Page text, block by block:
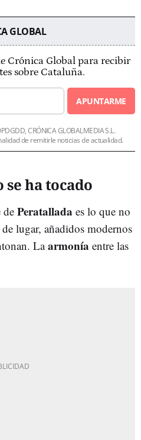
GLOBAL
Crónica Global para recibir
sobre Cataluña.
APUNTARME
CRÓNICA GLOBALMEDIA S.L.
de remitirle noticias de actualidad.
se ha tocado
de Peratallada es lo que no
lugar, añadidos modernos
Laarmonía entre las